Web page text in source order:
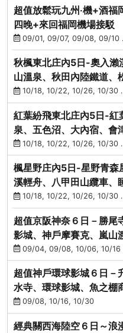
超值放鬆玩九州‧機+酒
四晚+來回福岡機場接駁
09/01, 09/07, 09/08, 09/10
秋楓東北庄內5日-奧入瀨
山溫泉、秋田內陸鐵道、
10/18, 10/22, 10/26, 10/30
紅葉紛飛東北庄內5日-紅
泉、五色沼、大內宿、
10/18, 10/22, 10/26, 10/30
楓星野庄內5日-星野青森
溪輕舟、八甲田山纜車、
(庄內/庄內)
10/18, 10/22, 10/26, 10/30
超值京阪神奈６日－勝尾
影城、神戶摩賽克、嵐山
09/04, 09/08, 10/06, 10/16
超值神戶環球影城６日－
水寺、環球影城、魚之棚
09/08, 10/16, 10/30
經典關西海陸空６日～浪